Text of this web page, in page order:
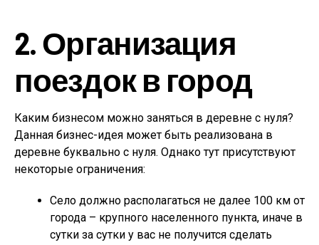
2. Организация
поездок в город
Каким бизнесом можно заняться в деревне с нуля?
Данная бизнес-идея может быть реализована в
деревне буквально с нуля. Однако тут присутствуют
некоторые ограничения:
Село должно располагаться не далее 100 км от
города – крупного населенного пункта, иначе в
сутки за сутки у вас не получится сделать